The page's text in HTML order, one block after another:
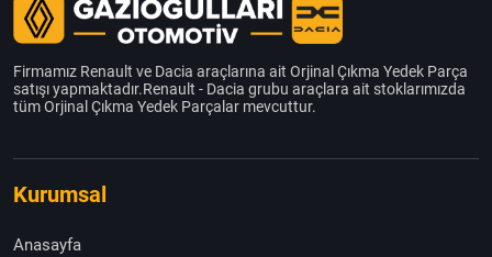
Firmamız Renault ve Dacia araçlarına ait Orjinal Çıkma Yedek Parça
satışı yapmaktadır.Renault - Dacia grubu araçlara ait stoklarımızda
tüm Orjinal Çıkma Yedek Parçalar mevcuttur.
Kurumsal
Anasayfa